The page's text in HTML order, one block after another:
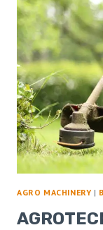
AGRO MACHINERY |